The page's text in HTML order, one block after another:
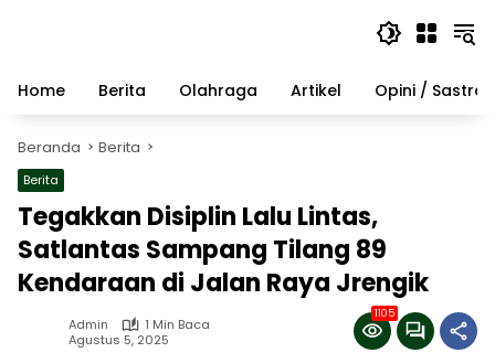
Home
Berita Olahraga Artikel Opini / Sastra
Beranda Berita
Berita
Tegakkan Disiplin Lalu Lintas,
Satlantas Sampang Tilang 89
Kendaraan di Jalan Raya Jrengik
Admin
1 Min Baca
Agustus 5, 2025
1105